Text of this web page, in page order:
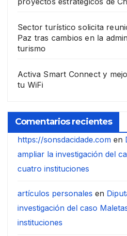
Sector turístico solicita
Paz tras cambios en la
turismo
Activa Smart Connect y
tu WiFi
Comentarios recientes
https://sonsdacidade.com en
ampliar la investigación del
cuatro instituciones
artículos personales en
investigación del caso
instituciones